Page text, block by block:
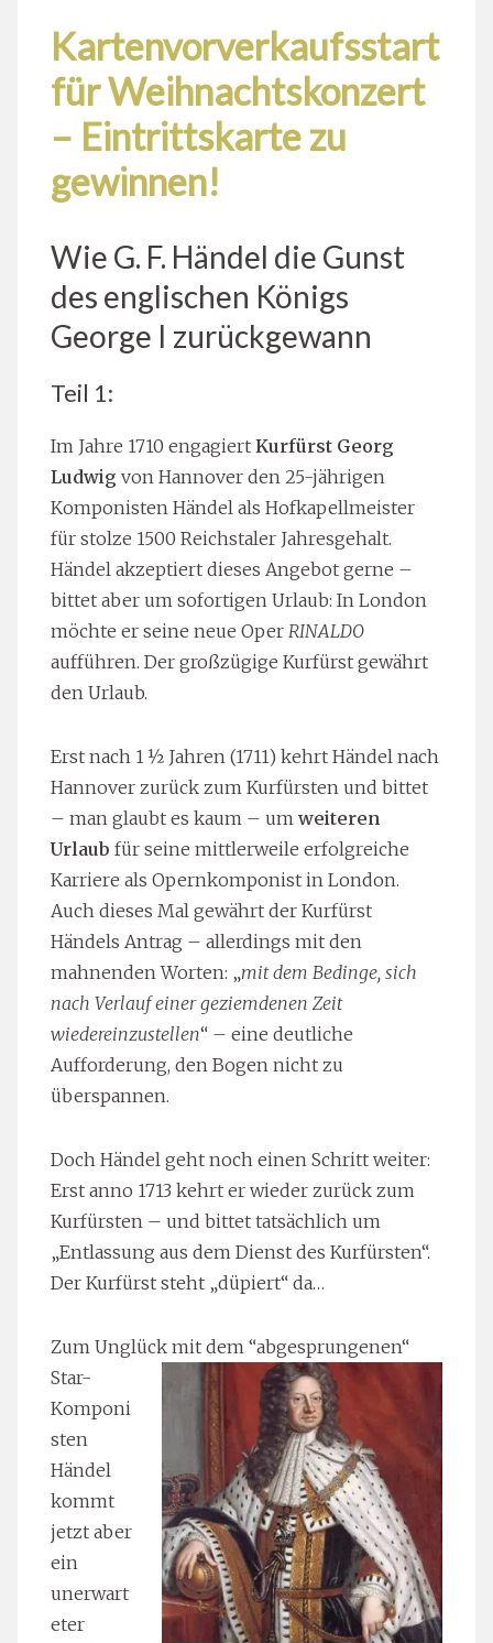
Kartenvorverkaufsstart
für Weihnachtskonzert
– Eintrittskarte zu
gewinnen!
Wie G. F. Händel die Gunst
des englischen Königs
George I zurückgewann
Teil 1:
Im Jahre 1710 engagiert Kurfürst Georg
Ludwig von Hannover den 25-jährigen
Komponisten Händel als Hofkapellmeister
für stolze 1500 Reichstaler Jahresgehalt.
Händel akzeptiert dieses Angebot gerne –
bittet aber um sofortigen Urlaub: In London
möchte er seine neue Oper RINALDO
aufführen. Der großzügige Kurfürst gewährt
den Urlaub.
Erst nach 1 ½ Jahren (1711) kehrt Händel nach
Hannover zurück zum Kurfürsten und bittet
– man glaubt es kaum – um weiteren
Urlaub für seine mittlerweile erfolgreiche
Karriere als Opernkomponist in London.
Auch dieses Mal gewährt der Kurfürst
Händels Antrag – allerdings mit den
mahnenden Worten: „mit dem Bedinge, sich
nach Verlauf einer geziemdenen Zeit
wiedereinzustellen“ – eine deutliche
Aufforderung, den Bogen nicht zu
überspannen.
Doch Händel geht noch einen Schritt weiter:
Erst anno 1713 kehrt er wieder zurück zum
Kurfürsten – und bittet tatsächlich um
„Entlassung aus dem Dienst des Kurfürsten“.
Der Kurfürst steht „düpiert“ da…
Zum Unglück mit dem “abgesprungenen“
Star-
Komponi
sten
Händel
kommt
jetzt aber
ein
unerwart
eter